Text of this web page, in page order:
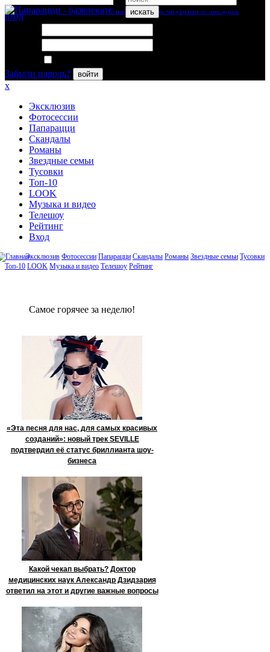
искать
вход
Забыли пароль?
войти
x
Эксклюзив
Фотосессии
Папарацци
Скандалы
Романы
Звездные семьи
Тусовки
Топ-10
LOOK
Музыка и видео
Телешоу
Рейтинг
Вход
Эксклюзив Фотосессии Папарацци Скандалы Романы Звездные семьи Тусовки
Топ-10 LOOK Музыка и видео Телешоу Рейтинг
Сaмое гoрячее за неделю!
«Эта песня для нас, для самых красивых
созданий»: новый трек SEVILLE
подтвердил её статус бриллианта шоу-
бизнеса
Какой чекап выбрать? Доктор
медицинских наук Александр Дзидзария
ответил на этот и другие важные вопросы